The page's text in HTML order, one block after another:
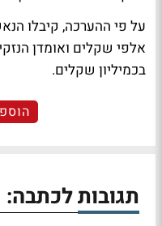
על פי ההערכה, קיבלו
אלפי שקלים ואומדן
בכמיליון שקלים.
תגובות לכתבה: